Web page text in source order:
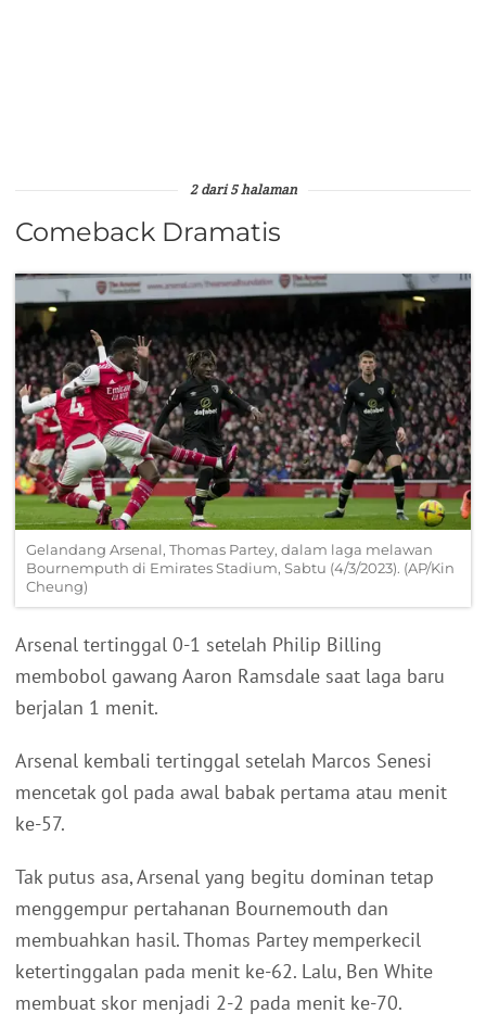
2 dari 5 halaman
Comeback Dramatis
Gelandang Arsenal, Thomas Partey, dalam laga melawan
Bournemputh di Emirates Stadium, Sabtu (4/3/2023). (AP/Kin
Cheung)
Arsenal tertinggal 0-1 setelah Philip Billing
membobol gawang Aaron Ramsdale saat laga baru
berjalan 1 menit.
Arsenal kembali tertinggal setelah Marcos Senesi
mencetak gol pada awal babak pertama atau menit
ke-57.
Tak putus asa, Arsenal yang begitu dominan tetap
menggempur pertahanan Bournemouth dan
membuahkan hasil. Thomas Partey memperkecil
ketertinggalan pada menit ke-62. Lalu, Ben White
membuat skor menjadi 2-2 pada menit ke-70.